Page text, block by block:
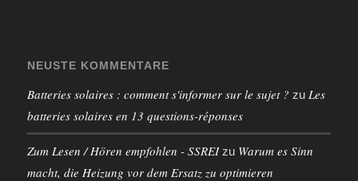
NEUSTE KOMMENTARE
Batteries solaires : comment s'informer sur le sujet ? zu Les
batteries solaires en 13 questions-réponses
Zum Lesen / Hören empfohlen - SSREIzu Warum es Sinn
macht, die Heizung vor dem Ersatz zu optimieren